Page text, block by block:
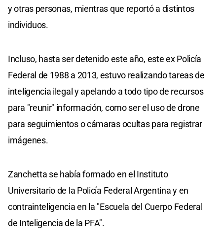
y otras personas, mientras que reportó a distintos
individuos.
Incluso, hasta ser detenido este año, este ex Policía
Federal de 1988 a 2013, estuvo realizando tareas de
inteligencia ilegal y apelando a todo tipo de recursos
para "reunir" información, como ser el uso de drone
para seguimientos o cámaras ocultas para registrar
imágenes.
Zanchetta se había formado en el Instituto
Universitario de la Policía Federal Argentina y en
contrainteligencia en la "Escuela del Cuerpo Federal
de Inteligencia de la PFA".